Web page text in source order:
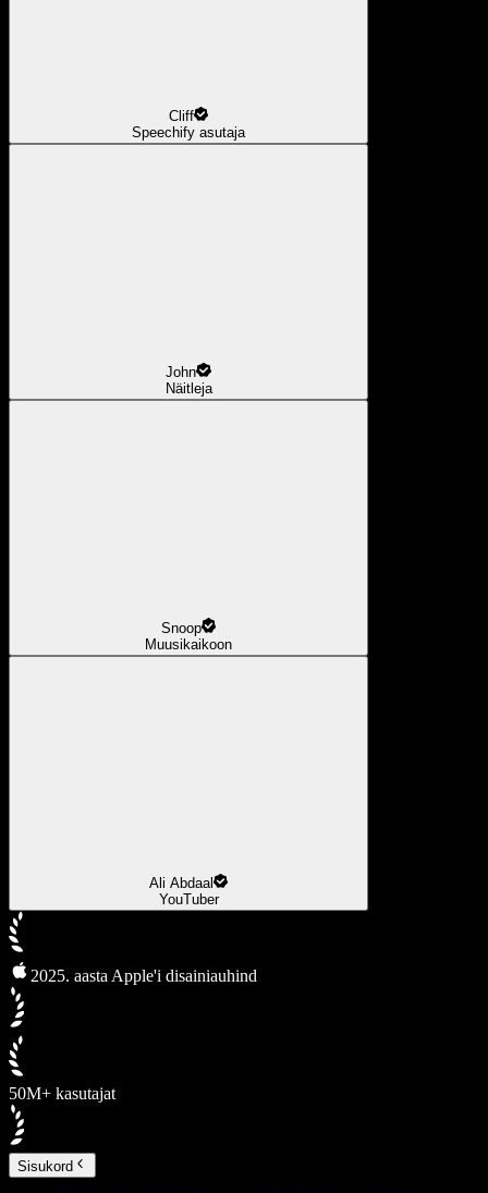
Cliff
Speechify asutaja
John
Näitleja
Snoop
Muusikaikoon
Ali Abdaal
YouTuber
2025. aasta Apple'i disainiauhind
50M+ kasutajat
Sisukord